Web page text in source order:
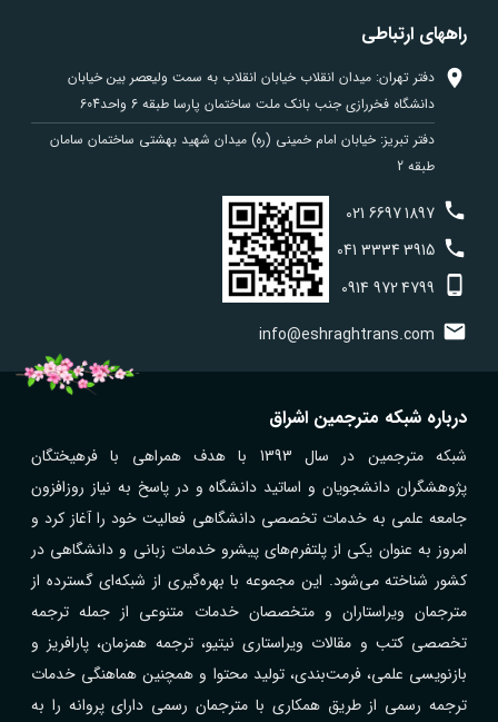
راههای ارتباطی
دفتر تهران: میدان انقلاب خیابان انقلاب به سمت ولیعصر بین خیابان
دانشگاه فخررازی جنب بانک ملت ساختمان پارسا طبقه 6 واحد604
دفتر تبریز: خیابان امام خمینی (ره) میدان شهید بهشتی ساختمان سامان
طبقه 2
021 66971897
041 33343915
0914 9724799
info@eshraghtrans.com
درباره شبکه مترجمین اشراق
شبکه مترجمین در سال 1393 با هدف همراهی با فرهیختگان
پژوهشگران دانشجویان و اساتید دانشگاه و در پاسخ به نیاز روزافزون
جامعه علمی به خدمات تخصصی دانشگاهی فعالیت خود را آغاز کرد و
امروز به عنوان یکی از پلتفرم‌های پیشرو خدمات زبانی و دانشگاهی در
کشور شناخته می‌شود. این مجموعه با بهره‌گیری از شبکه‌ای گسترده از
مترجمان ویراستاران و متخصصان خدمات متنوعی از جمله ترجمه
تخصصی کتب و مقالات ویراستاری نیتیو، ترجمه همزمان، پارافریز و
بازنویسی علمی، فرمت‌بندی، تولید محتوا و همچنین هماهنگی خدمات
ترجمه رسمی از طریق همکاری با مترجمان رسمی دارای پروانه را به